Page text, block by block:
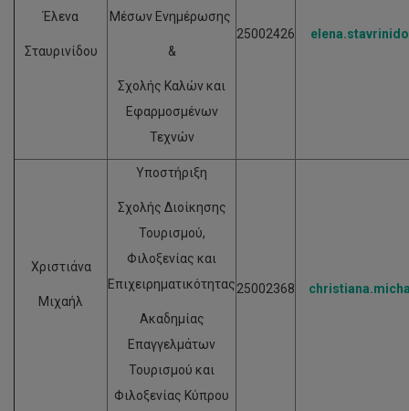
Έλενα
Σταυρινίδου
Μέσων Ενημέρωσης
&
Σχολής Καλών και
Εφαρμοσμένων
Τεχνών
25002426
Χριστιάνα
Μιχαήλ
Υποστήριξη
Σχολής Διοίκησης
Τουρισμού,
Φιλοξενίας και
Επιχειρηματικότητας
Ακαδημίας
Επαγγελμάτων
Τουρισμού και
Φιλοξενίας Κύπρου
25002368